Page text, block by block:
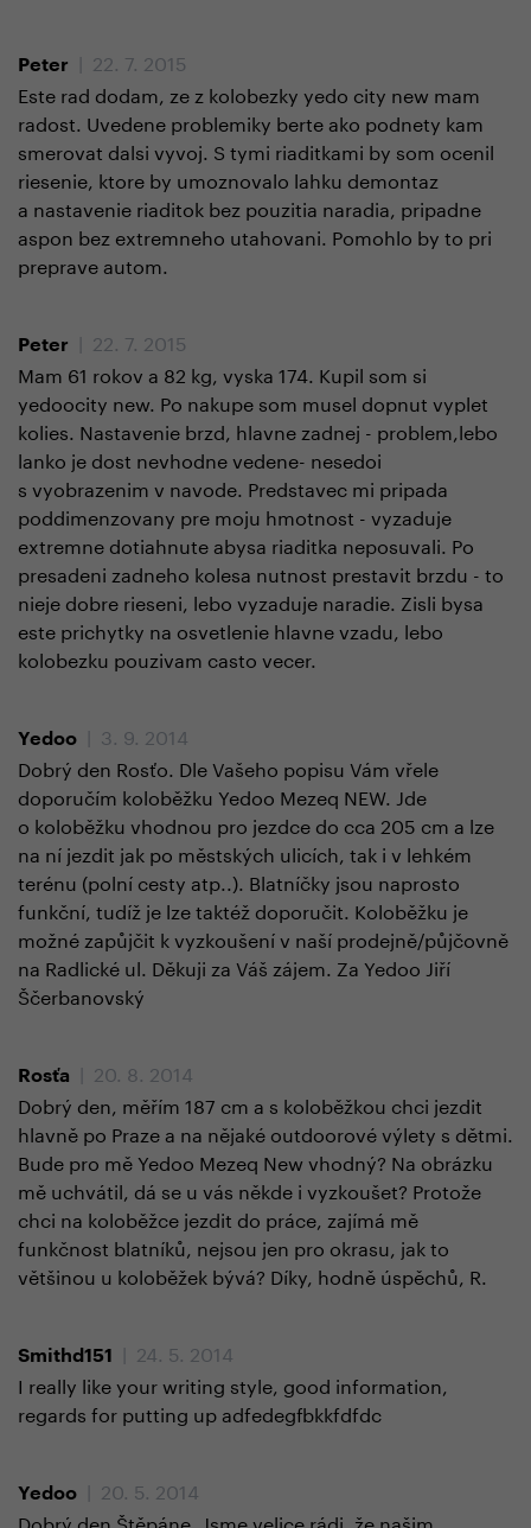
Peter
| 22. 7. 2015
Este rad dodam, ze z kolobezky yedo city new mam
radost. Uvedene problemiky berte ako podnety kam
smerovat dalsi vyvoj. S tymi riaditkami by som ocenil
riesenie, ktore by umoznovalo lahku demontaz
a nastavenie riaditok bez pouzitia naradia, pripadne
aspon bez extremneho utahovani. Pomohlo by to pri
preprave autom.
Peter
| 22. 7. 2015
Mam 61 rokov a 82 kg, vyska 174. Kupil som si
yedoocity new. Po nakupe som musel dopnut vyplet
kolies. Nastavenie brzd, hlavne zadnej - problem,lebo
lanko je dost nevhodne vedene- nesedoi
s vyobrazenim v navode. Predstavec mi pripada
poddimenzovany pre moju hmotnost - vyzaduje
extremne dotiahnute abysa riaditka neposuvali. Po
presadeni zadneho kolesa nutnost prestavit brzdu - to
nieje dobre rieseni, lebo vyzaduje naradie. Zisli bysa
este prichytky na osvetlenie hlavne vzadu, lebo
kolobezku pouzivam casto vecer.
Yedoo
| 3. 9. 2014
Dobrý den Rosťo. Dle Vašeho popisu Vám vřele
doporučím koloběžku Yedoo Mezeq NEW. Jde
o koloběžku vhodnou pro jezdce do cca 205 cm a lze
na ní jezdit jak po městských ulicích, tak i v lehkém
terénu (polní cesty atp..). Blatníčky jsou naprosto
funkční, tudíž je lze taktéž doporučit. Koloběžku je
možné zapůjčit k vyzkoušení v naší prodejně/půjčovně
na Radlické ul. Děkuji za Váš zájem. Za Yedoo Jiří
Ščerbanovský
Rosťa
| 20. 8. 2014
Dobrý den, měřím 187 cm a s koloběžkou chci jezdit
hlavně po Praze a na nějaké outdoorové výlety s dětmi.
Bude pro mě Yedoo Mezeq New vhodný? Na obrázku
mě uchvátil, dá se u vás někde i vyzkoušet? Protože
chci na koloběžce jezdit do práce, zajímá mě
funkčnost blatníků, nejsou jen pro okrasu, jak to
většinou u koloběžek bývá? Díky, hodně úspěchů, R.
Smithd151
| 24. 5. 2014
I really like your writing style, good information,
regards for putting up adfedegfbkkfdfdc
Yedoo
| 20. 5. 2014
Dobrý den Štěpáne. Jsme velice rádi, že našim